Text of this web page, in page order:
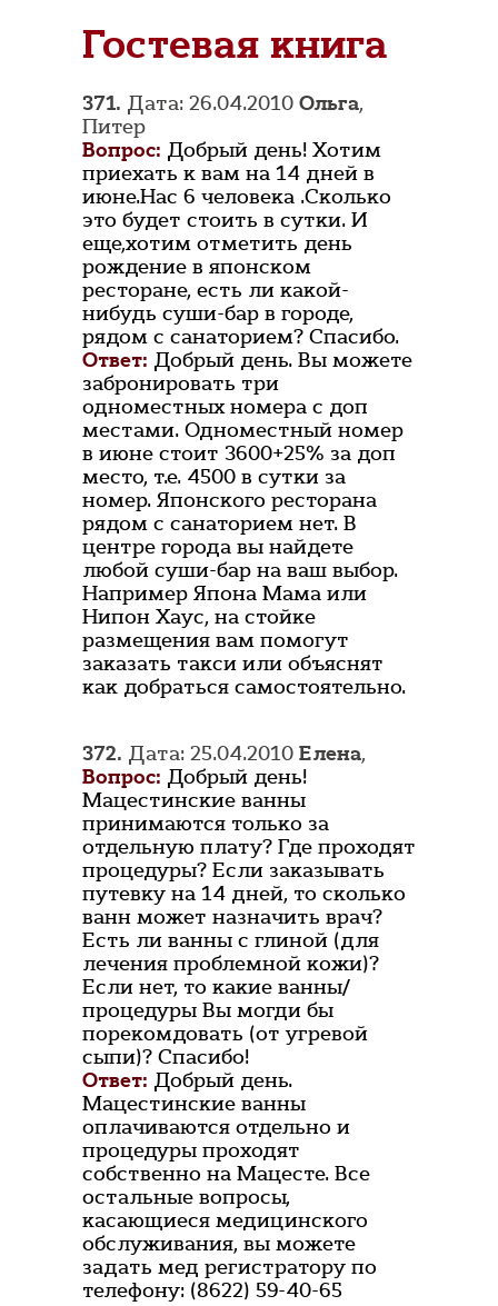
Гостевая книга
371. Дата: 26.04.2010 Ольга,
Питер
Вопрос: Добрый день! Хотим
приехать к вам на 14 дней в
июне.Нас 6 человека .Сколько
это будет стоить в сутки. И
еще,хотим отметить день
рождение в японском
ресторане, есть ли какой-
нибудь суши-бар в городе,
рядом с санаторием? Спасибо.
Ответ: Добрый день. Вы можете
забронировать три
одноместных номера с доп
местами. Одноместный номер
в июне стоит 3600+25% за доп
место, т.е. 4500 в сутки за
номер. Японского ресторана
рядом с санаторием нет. В
центре города вы найдете
любой суши-бар на ваш выбор.
Например Япона Мама или
Нипон Хаус, на стойке
размещения вам помогут
заказать такси или объяснят
как добраться самостоятельно.
372. Дата: 25.04.2010 Елена,
Вопрос: Добрый день!
Мацестинские ванны
принимаются только за
отдельную плату? Где проходят
процедуры? Если заказывать
путевку на 14 дней, то сколько
ванн может назначить врач?
Есть ли ванны с глиной (для
лечения проблемной кожи)?
Если нет, то какие ванны/
процедуры Вы могди бы
порекомдовать (от угревой
сыпи)? Спасибо!
Ответ: Добрый день.
Мацестинские ванны
оплачиваются отдельно и
процедуры проходят
собственно на Мацесте. Все
остальные вопросы,
касающиеся медицинского
обслуживания, вы можете
задать мед регистратору по
телефону: (8622) 59-40-65